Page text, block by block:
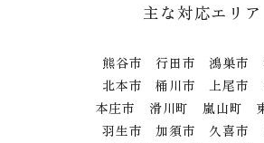
主な対応エリア
熊谷市 行田市 鴻巣市
北本市 桶川市 上尾市
本庄市 滑川町 嵐山町
羽生市 加須市 久喜市